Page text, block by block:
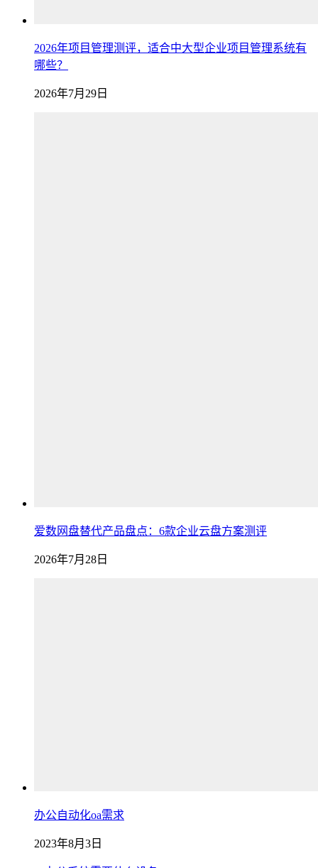
2026年项目管理测评，适合中大型企业项目管理系统有
哪些？
2026年7月29日
爱数网盘替代产品盘点：6款企业云盘方案测评
2026年7月28日
办公自动化oa需求
2023年8月3日